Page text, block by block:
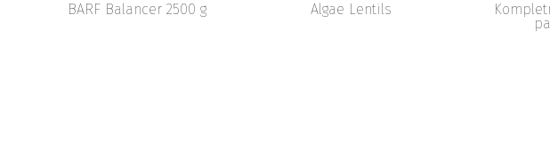
BARF Balancer 2500 g
Algae Lentils